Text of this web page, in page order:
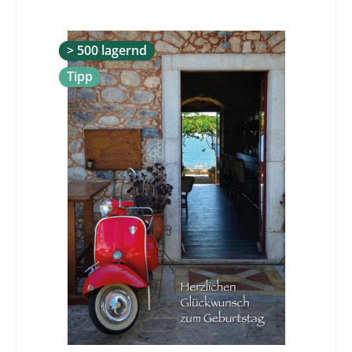
Albert Einstein
> 500 lagernd
Tipp